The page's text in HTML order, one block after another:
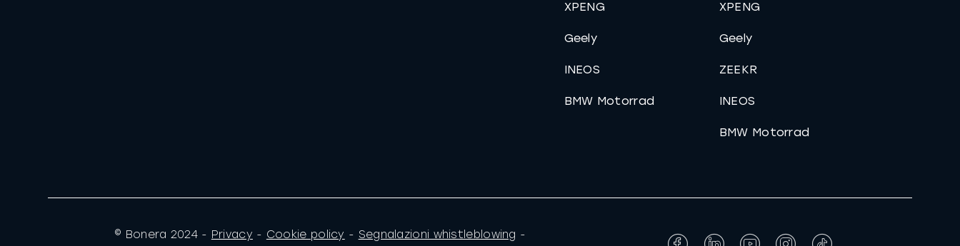
XPENG
Geely
INEOS
BMW Motorrad
XPENG
Geely
ZEEKR
INEOS
BMW Motorrad
© Bonera 2024 - Privacy - Cookie policy - Segnalazioni whistleblowing -